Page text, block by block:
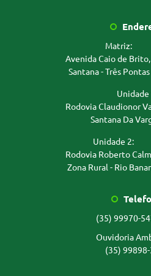
Matriz:
Avenida Caio de
Santana - Três Pontas
Unidade
Rodovia Claudionor
Santana Da
Unidade 2:
Rodovia Roberto
Zona Rural - Rio
(35) 99970-
Ouvidoria
(35)